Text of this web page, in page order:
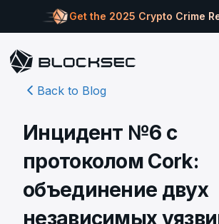
Get the 2025 Crypto Crime
Back to Blog
Инцидент №6 с
протоколом Cork:
объединение двух
независимых